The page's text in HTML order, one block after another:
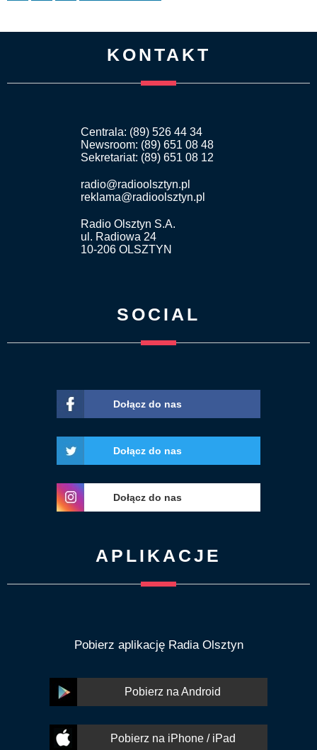
KONTAKT
Centrala: (89) 526 44 34
Newsroom: (89) 651 08 48
Sekretariat: (89) 651 08 12
radio@radioolsztyn.pl
reklama@radioolsztyn.pl
Radio Olsztyn S.A.
ul. Radiowa 24
10-206 OLSZTYN
SOCIAL
Dołącz do nas
Dołącz do nas
Dołącz do nas
APLIKACJE
Pobierz aplikację Radia Olsztyn
Pobierz na Android
Pobierz na iPhone / iPad